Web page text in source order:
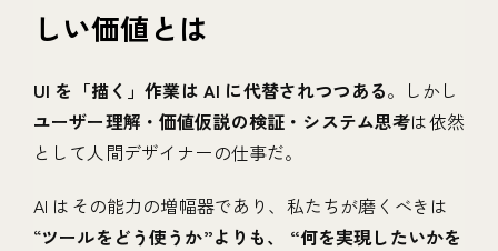
しい価値とは
UI を「描く」作業は AI に代替されつつある。しかし
ユーザー理解・価値仮説の検証・システム思考は依然
として人間デザイナーの仕事だ。
AI はその能力の増幅器であり、私たちが磨くべきは
“ツールをどう使うか”よりも、 “何を実現したいかを